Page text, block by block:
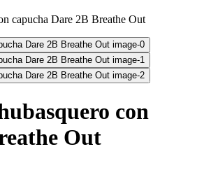
capucha Dare 2B Breathe Out
con
Out